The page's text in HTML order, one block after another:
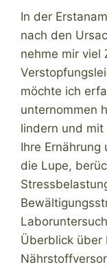
In der
nach den
nehme mir viel
möchte ich
unternommen
lindern und mit
Ihre
die Lupe,
Überblick über